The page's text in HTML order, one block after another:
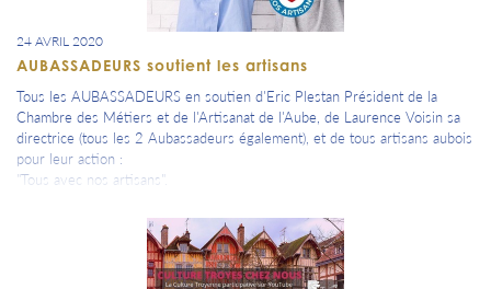
24 AVRIL 2020
AUBASSADEURS soutient les artisans
Tous les AUBASSADEURS en soutien d'Eric Plestan Président de la
Chambre des Métiers et de l'Artisanat de l'Aube, de Laurence Voisin sa
directrice (tous les 2 Aubassadeurs également), et de tous artisans aubois
pour leur action :
"Tous avec nos artisans".